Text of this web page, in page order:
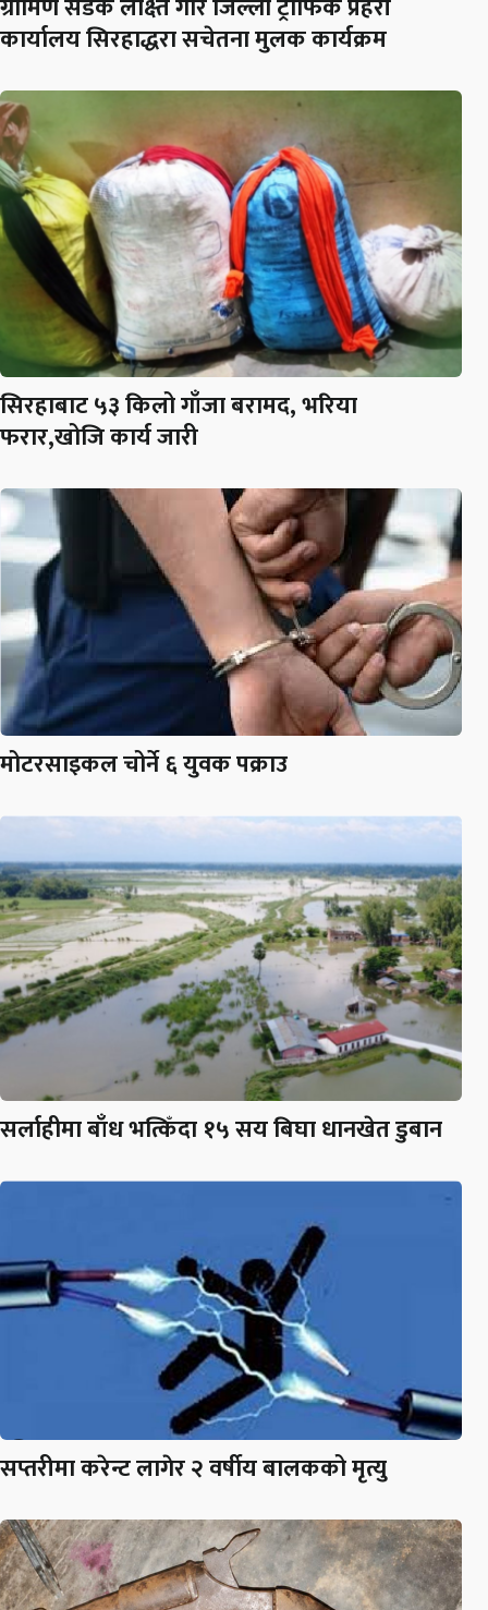
ग्रामिण सडक लक्ष्ति गरि जिल्ला ट्राफिक प्रहरी
कार्यालय सिरहाद्धरा सचेतना मुलक कार्यक्रम
सिरहाबाट ५३ किलो गाँजा बरामद, भरिया
फरार,खोजि कार्य जारी
मोटरसाइकल चोर्ने ६ युवक पक्राउ
सर्लाहीमा बाँध भत्किँदा १५ सय बिघा धानखेत डुबान
सप्तरीमा करेन्ट लागेर २ वर्षीय बालकको मृत्यु